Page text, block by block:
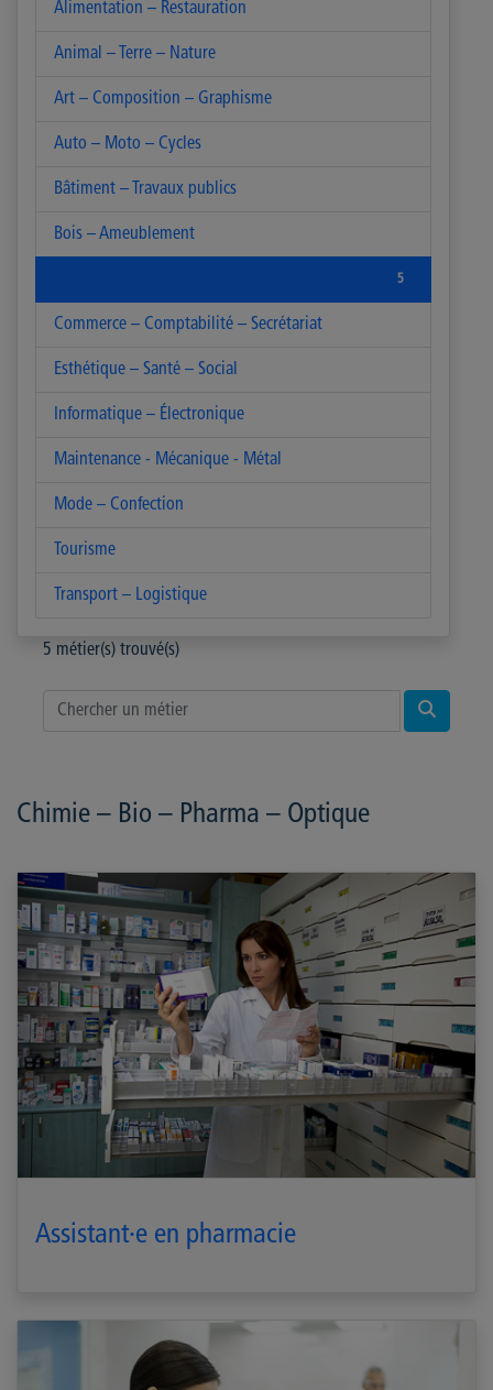
Alimentation – Restauration
Animal – Terre – Nature
Art – Composition – Graphisme
Auto – Moto – Cycles
Bâtiment – Travaux publics
Bois – Ameublement
5
Commerce – Comptabilité – Secrétariat
Esthétique – Santé – Social
Informatique – Électronique
Maintenance - Mécanique - Métal
Mode – Confection
Tourisme
Transport – Logistique
5 métier(s) trouvé(s)
Chimie – Bio – Pharma – Optique
Assistant·e en pharmacie